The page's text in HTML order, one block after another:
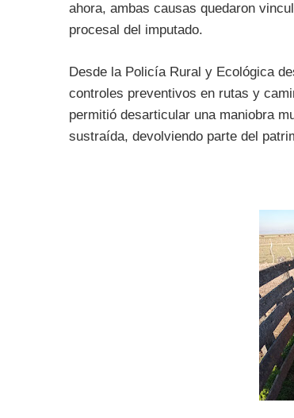
ahora, ambas causas quedaron
procesal del imputado.
Desde la Policía Rural y Ecológica
controles preventivos en rutas y
permitió desarticular una maniobra
sustraída, devolviendo parte del